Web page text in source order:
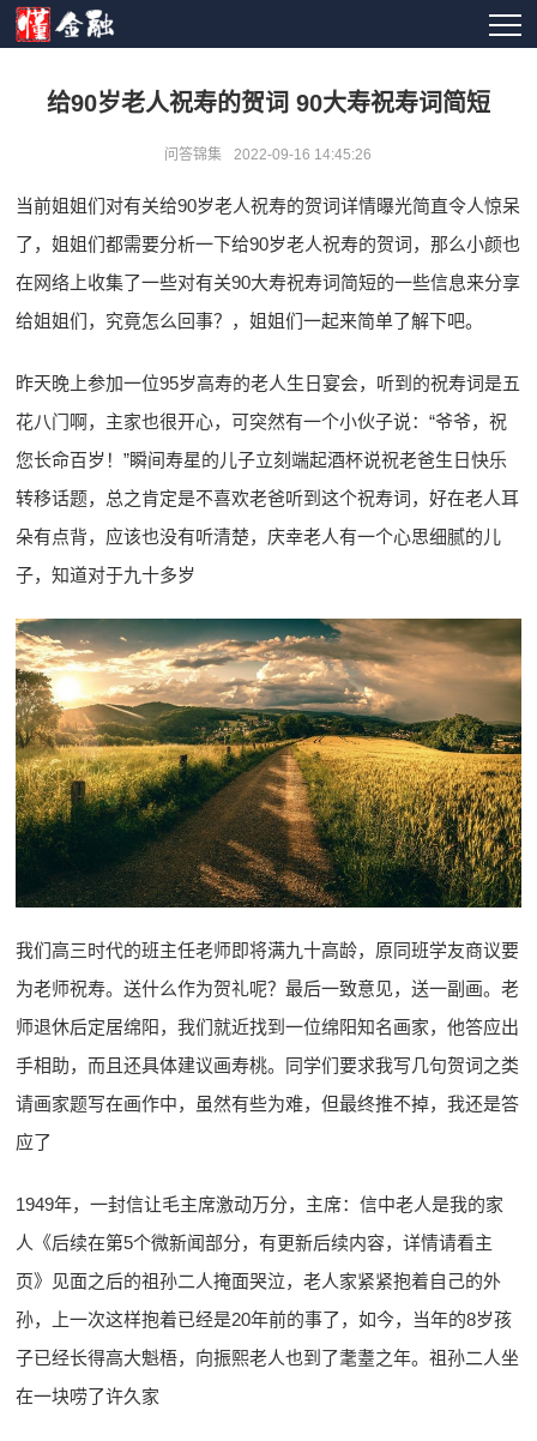
给90岁老人祝寿的贺词 90大寿祝寿词简短
问答锦集 2022-09-16 14:45:26
当前姐姐们对有关给90岁老人祝寿的贺词详情曝光简直令人惊呆
了，姐姐们都需要分析一下给90岁老人祝寿的贺词，那么小颜也
在网络上收集了一些对有关90大寿祝寿词简短的一些信息来分享
给姐姐们，究竟怎么回事？，姐姐们一起来简单了解下吧。
昨天晚上参加一位95岁高寿的老人生日宴会，听到的祝寿词是五
花八门啊，主家也很开心，可突然有一个小伙子说：“爷爷，祝
您长命百岁！”瞬间寿星的儿子立刻端起酒杯说祝老爸生日快乐
转移话题，总之肯定是不喜欢老爸听到这个祝寿词，好在老人耳
朵有点背，应该也没有听清楚，庆幸老人有一个心思细腻的儿
子，知道对于九十多岁
我们高三时代的班主任老师即将满九十高龄，原同班学友商议要
为老师祝寿。送什么作为贺礼呢？最后一致意见，送一副画。老
师退休后定居绵阳，我们就近找到一位绵阳知名画家，他答应出
手相助，而且还具体建议画寿桃。同学们要求我写几句贺词之类
请画家题写在画作中，虽然有些为难，但最终推不掉，我还是答
应了
1949年，一封信让毛主席激动万分，主席：信中老人是我的家
人《后续在第5个微新闻部分，有更新后续内容，详情请看主
页》见面之后的祖孙二人掩面哭泣，老人家紧紧抱着自己的外
孙，上一次这样抱着已经是20年前的事了，如今，当年的8岁孩
子已经长得高大魁梧，向振熙老人也到了耄耋之年。祖孙二人坐
在一块唠了许久家